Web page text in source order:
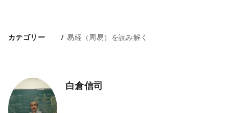
カテゴリー 易経（周易）を読み解く
白倉信司